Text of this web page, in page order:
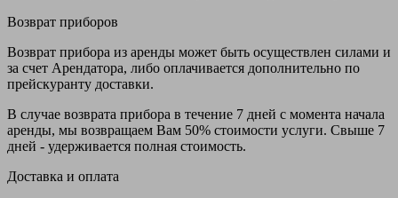
Возврат приборов
Возврат прибора из аренды может быть осуществлен силами и
за счет Арендатора, либо оплачивается дополнительно по
прейскуранту доставки.
В случае возврата прибора в течение 7 дней с момента начала
аренды, мы возвращаем Вам 50% стоимости услуги. Свыше 7
дней - удерживается полная стоимость.
Доставка и оплата